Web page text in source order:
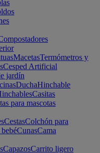
MacetasTermómetros y
Cesped Artificial
jardín
DuchaHinchable
Casitas
para mascotas
CestasColchón para
CunasCama
CapazosCarrito ligero